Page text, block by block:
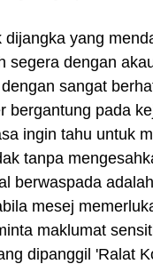
dijangka yang
segera dengan
sangat
bergantung pada
ingin tahu untuk
tanpa
berwaspada
mesej
maklumat
dipanggil 'Ralat